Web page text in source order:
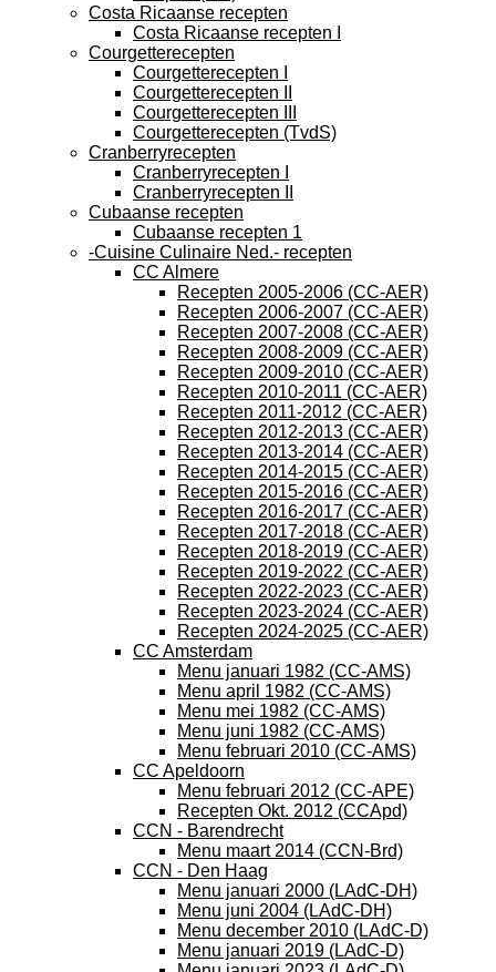
Costa Ricaanse recepten
Costa Ricaanse recepten I
Courgetterecepten
Courgetterecepten I
Courgetterecepten II
Courgetterecepten III
Courgetterecepten (TvdS)
Cranberryrecepten
Cranberryrecepten I
Cranberryrecepten II
Cubaanse recepten
Cubaanse recepten 1
-Cuisine Culinaire Ned.- recepten
CC Almere
Recepten 2005-2006 (CC-AER)
Recepten 2006-2007 (CC-AER)
Recepten 2007-2008 (CC-AER)
Recepten 2008-2009 (CC-AER)
Recepten 2009-2010 (CC-AER)
Recepten 2010-2011 (CC-AER)
Recepten 2011-2012 (CC-AER)
Recepten 2012-2013 (CC-AER)
Recepten 2013-2014 (CC-AER)
Recepten 2014-2015 (CC-AER)
Recepten 2015-2016 (CC-AER)
Recepten 2016-2017 (CC-AER)
Recepten 2017-2018 (CC-AER)
Recepten 2018-2019 (CC-AER)
Recepten 2019-2022 (CC-AER)
Recepten 2022-2023 (CC-AER)
Recepten 2023-2024 (CC-AER)
Recepten 2024-2025 (CC-AER)
CC Amsterdam
Menu januari 1982 (CC-AMS)
Menu april 1982 (CC-AMS)
Menu mei 1982 (CC-AMS)
Menu juni 1982 (CC-AMS)
Menu februari 2010 (CC-AMS)
CC Apeldoorn
Menu februari 2012 (CC-APE)
Recepten Okt. 2012 (CCApd)
CCN - Barendrecht
Menu maart 2014 (CCN-Brd)
CCN - Den Haag
Menu januari 2000 (LAdC-DH)
Menu juni 2004 (LAdC-DH)
Menu december 2010 (LAdC-D)
Menu januari 2019 (LAdC-D)